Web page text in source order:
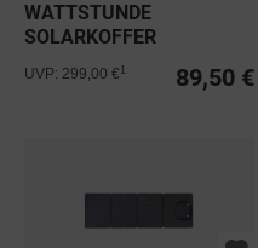
WATTSTUNDE
SOLARKOFFER
WS120SUL ULTRALIGHT
120W...
89,50 €
UVP: 299,00 €